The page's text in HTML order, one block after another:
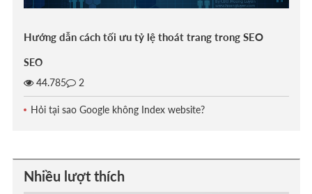
Hướng dẫn cách tối ưu tỷ lệ thoát trang trong SEO
SEO
44.785
2
Hỏi tại sao Google không Index website?
Nhiều lượt thích